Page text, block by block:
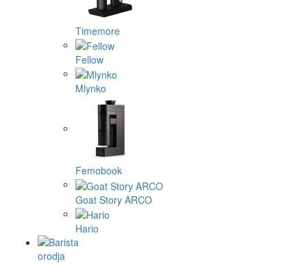
Timemore
Fellow
Mlynko
Femobook
Goat Story ARCO
Hario